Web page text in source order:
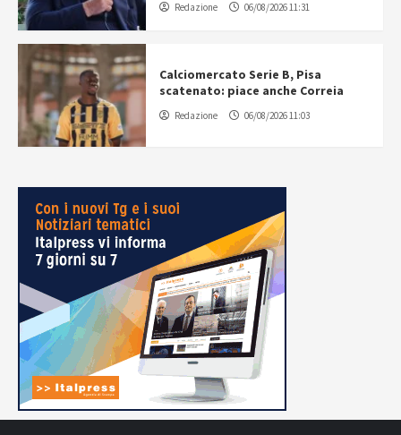
Redazione 06/08/2026 11:31
Calciomercato Serie B, Pisa
scatenato: piace anche Correia
Redazione 06/08/2026 11:03